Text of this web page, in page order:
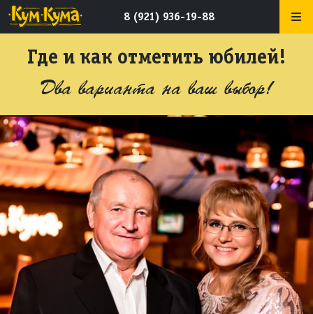
8 (921) 936-19-88
Где и как отметить юбилей!
Два варианта на ваш выбор!